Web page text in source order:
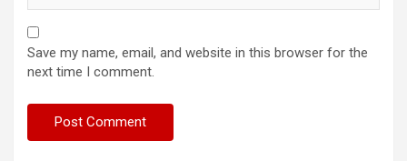
Save my name, email, and website in this browser for the
next time I comment.